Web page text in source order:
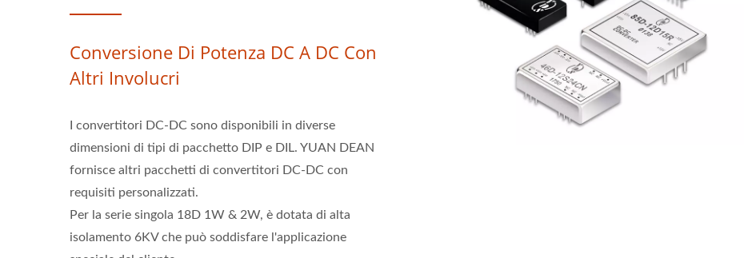
Conversione Di Potenza DC A DC Con
Altri Involucri
I convertitori DC-DC sono disponibili in diverse
dimensioni di tipi di pacchetto DIP e DIL. YUAN DEAN
fornisce altri pacchetti di convertitori DC-DC con
requisiti personalizzati.
Per la serie singola 18D 1W & 2W, è dotata di alta
isolamento 6KV che può soddisfare l'applicazione